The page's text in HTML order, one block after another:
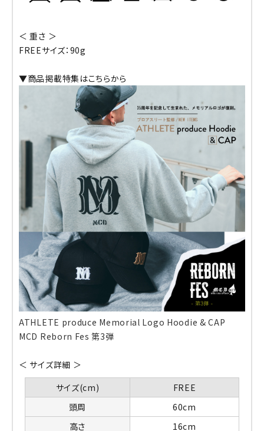
＜ 重さ ＞
FREEサイズ：90g
▼商品掲載特集はこちらから
ATHLETE produce Memorial Logo Hoodie & CAP
MCD Reborn Fes 第3弾
＜ サイズ詳細 ＞
サイズ(cm)
FREE
頭周
60cm
高さ
16cm